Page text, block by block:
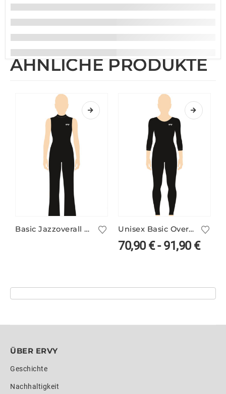
ÄHNLICHE PRODUKTE
Basic Jazzoverall mit Stehbund ohne Arm Unisex Basic Overall Rundhals mit 3/4 Arm
70,90€-91,90€
ÜBER ERVY
Geschichte
Nachhaltigkeit